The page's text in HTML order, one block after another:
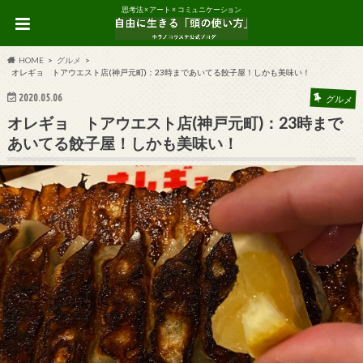
思考法 × アート × コミュニケーション
HOME
グルメ
オレギョ トアウエスト店(神戸元町)：23時まであいてる餃子屋！しかも美味い！
2020.05.06 グルメ
オレギョ トアウエスト店(神戸元町)：23時まで
あいてる餃子屋！しかも美味い！